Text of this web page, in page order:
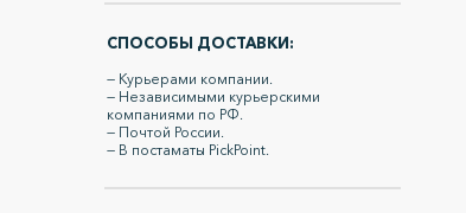
СПОСОБЫ ДОСТАВКИ:
— Курьерами компании.
— Независимыми курьерскими
компаниями по РФ.
— Почтой России.
— В постаматы PickPoint.